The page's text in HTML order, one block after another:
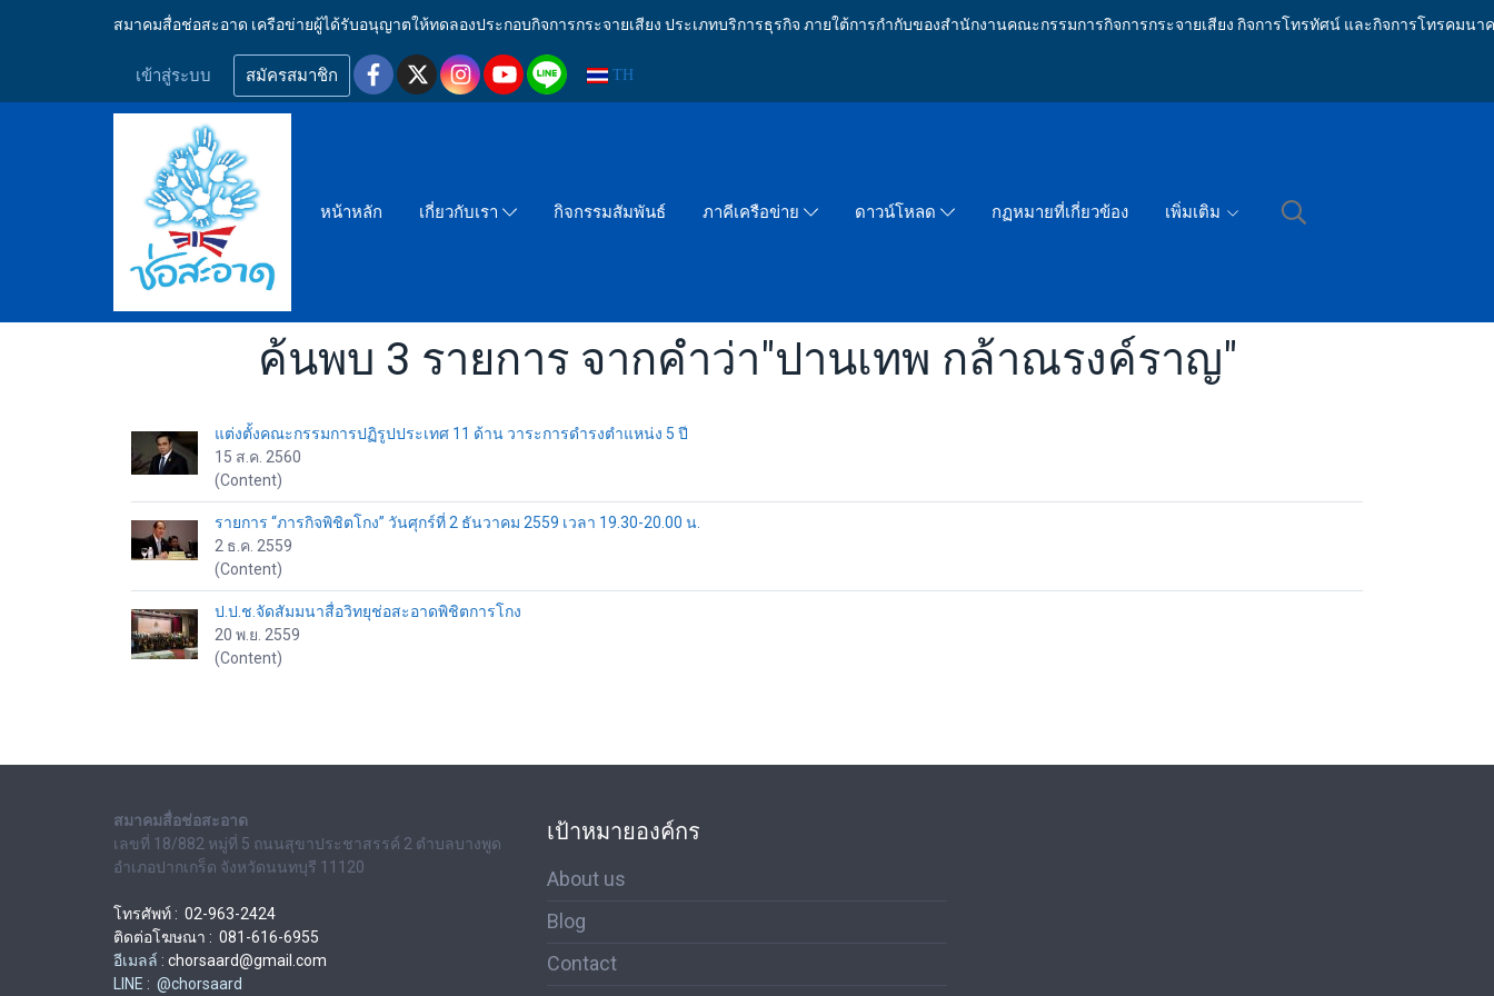
สมาคมสื่อช่อสะอาด เครือข่ายผู้ได้รับอนุญาตให้ทดลองประกอบกิจการกระจายเสียง ประเภทบริการธุรกิจ ภายใต้การกำกับของสำนักงานคณะกรรมการกิจการกระจายเสียง กิจการโทรทัศน์ และกิจการโทรคมนา
เข้าสู่ระบบ สมัครสมาชิก TH
หน้าหลัก เกี่ยวกับเรา กิจกรรมสัมพันธ์ ภาคีเครือข่าย ดาวน์โหลด กฏหมายที่เกี่ยวข้อง เพิ่มเติม
ค้นพบ 3 รายการ จากคำว่า"ปานเทพ กล้าณรงค์ราญ"
แต่งตั้งคณะกรรมการปฏิรูปประเทศ 11 ด้าน วาระการดำรงตำแหน่ง 5 ปี
15 ส.ค. 2560
(Content)
รายการ “ภารกิจพิชิตโกง” วันศุกร์ที่ 2 ธันวาคม 2559 เวลา 19.30-20.00 น.
2 ธ.ค. 2559
(Content)
ป.ป.ช.จัดสัมมนาสื่อวิทยุช่อสะอาดพิชิตการโกง
20 พ.ย. 2559
(Content)
สมาคมสื่อช่อสะอาด
เลขที่ 18/882 หมู่ที่ 5 ถนนสุขาประชาสรรค์ 2 ตำบลบางพูด
อำเภอปากเกร็ด จังหวัดนนทบุรี 11120
โทรศัพท์ : 02-963-2424
ติดต่อโฆษณา : 081-616-6955
อีเมลล์ : chorsaard@gmail.com
LINE : @chorsaard
เป้าหมายองค์กร
About us
Blog
Contact